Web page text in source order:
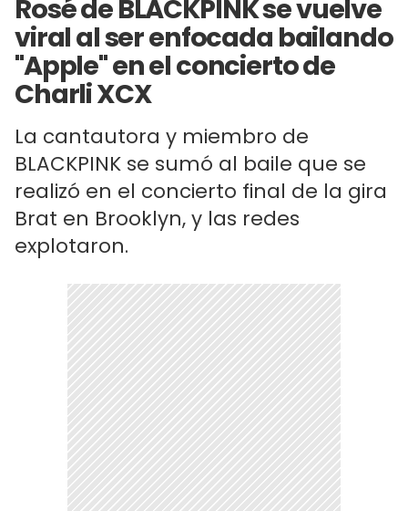
Rosé de BLACKPINK se vuelve
viral al ser enfocada bailando
"Apple" en el concierto de
Charli XCX
La cantautora y miembro de
BLACKPINK se sumó al baile que se
realizó en el concierto final de la gira
Brat en Brooklyn, y las redes
explotaron.